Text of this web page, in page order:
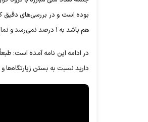
هم باشد به ۱ درصد نمی‌رسد و نماز جمعه‌ها ۲۲ صدم درصد یعنی اگر چهار برابر این هم بشود به ۱ درصد نمی‌رسد.
در ادامه این نامه آمده است:
دارید نسبت به بستن زیارتگاه‌ها